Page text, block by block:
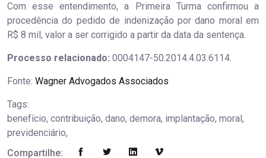
Com esse entendimento, a Primeira Turma confirmou a
procedência do pedido de indenização por dano moral em
R$ 8 mil, valor a ser corrigido a partir da data da sentença.
Processo relacionado: 0004147-50.2014.4.03.6114.
Fonte: Wagner Advogados Associados
Tags:
benefício, contribuição, dano, demora, implantação, moral,
previdenciário,
Compartilhe: